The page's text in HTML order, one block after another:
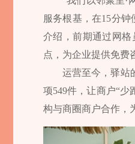
服务根基，在15分
介绍，前期通过网
点，为企业提供免费
运营至今，驿站
项549件，让商户“少
构与商圈商户合作，